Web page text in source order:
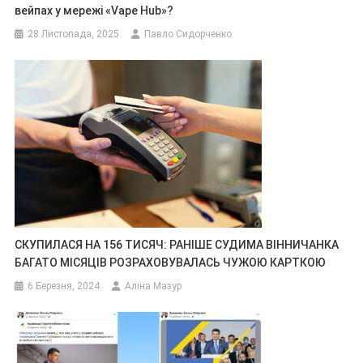
вейпах у мережі «Vape Hub»?
28 Листопада, 2025 Павло Сидорченко
СКУПИЛАСЯ НА 156 ТИСЯЧ: РАНІШЕ СУДИМА ВІННИЧАНКА
БАГАТО МІСЯЦІВ РОЗРАХОВУВАЛАСЬ ЧУЖОЮ КАРТКОЮ
6 Березня, 2024 Аліна Мазур